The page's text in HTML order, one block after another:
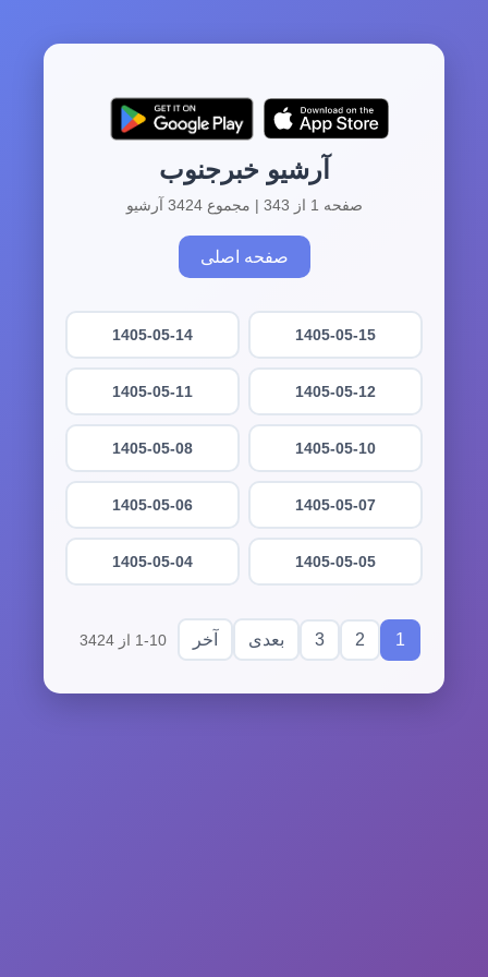
آرشیو خبرجنوب
صفحه 1 از 343 | مجموع 3424 آرشیو
صفحه اصلی
1405-05-15
1405-05-14
1405-05-12
1405-05-11
1405-05-10
1405-05-08
1405-05-07
1405-05-06
1405-05-05
1405-05-04
1
2
3 بعدی آخر 1-10 از 3424